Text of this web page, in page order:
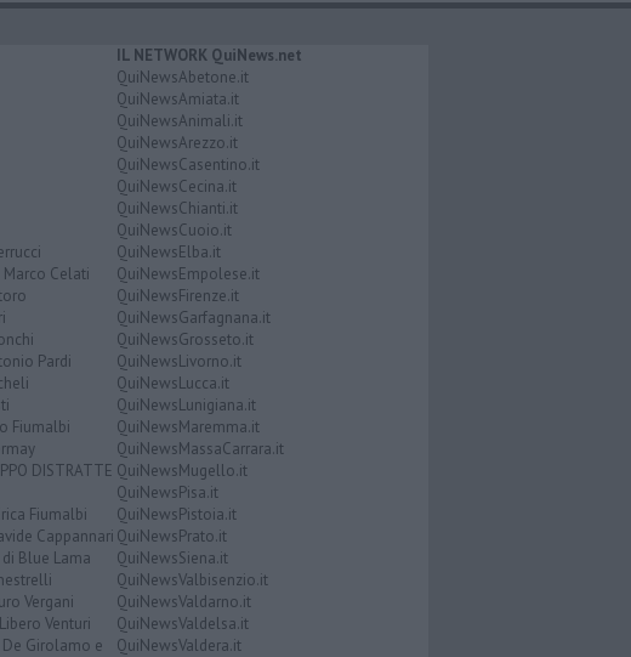
Celati
Pardi
Fiumalbi
DISTRATTE
Fiumalbi
Cappannari
Blue Lama
Vergani
Venturi
Girolamo e
IL NETWORK QuiNews.net
QuiNewsAbetone.it
QuiNewsAmiata.it
QuiNewsAnimali.it
QuiNewsArezzo.it
QuiNewsCasentino.it
QuiNewsCecina.it
QuiNewsChianti.it
QuiNewsCuoio.it
QuiNewsElba.it
QuiNewsEmpolese.it
QuiNewsFirenze.it
QuiNewsGarfagnana.it
QuiNewsGrosseto.it
QuiNewsLivorno.it
QuiNewsLucca.it
QuiNewsLunigiana.it
QuiNewsMaremma.it
QuiNewsMassaCarrara.it
QuiNewsMugello.it
QuiNewsPisa.it
QuiNewsPistoia.it
QuiNewsPrato.it
QuiNewsSiena.it
QuiNewsValbisenzio.it
QuiNewsValdarno.it
QuiNewsValdelsa.it
QuiNewsValdera.it